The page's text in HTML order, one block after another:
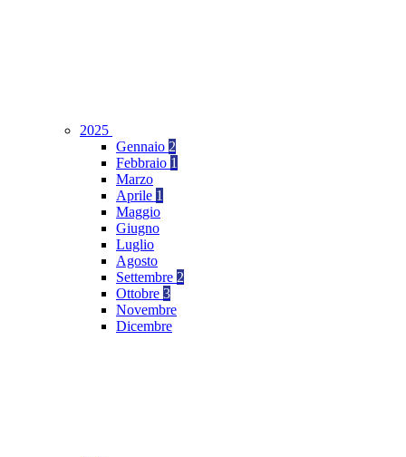
2025
Gennaio 2
Febbraio 1
Marzo
Aprile 1
Maggio
Giugno
Luglio
Agosto
Settembre 2
Ottobre 3
Novembre
Dicembre